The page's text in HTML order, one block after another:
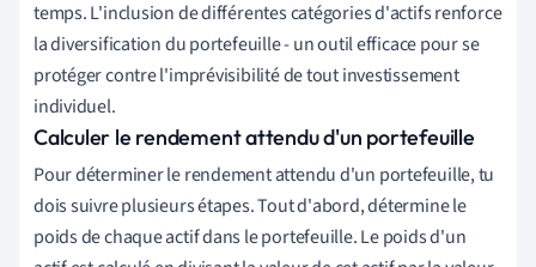
temps. L'inclusion de différentes catégories d'actifs renforce
la diversification du portefeuille - un outil efficace pour se
protéger contre l'imprévisibilité de tout investissement
individuel.
Calculer le rendement attendu d'un portefeuille
Pour déterminer le rendement attendu d'un portefeuille, tu
dois suivre plusieurs étapes. Tout d'abord, détermine le
poids de chaque actif dans le portefeuille. Le poids d'un